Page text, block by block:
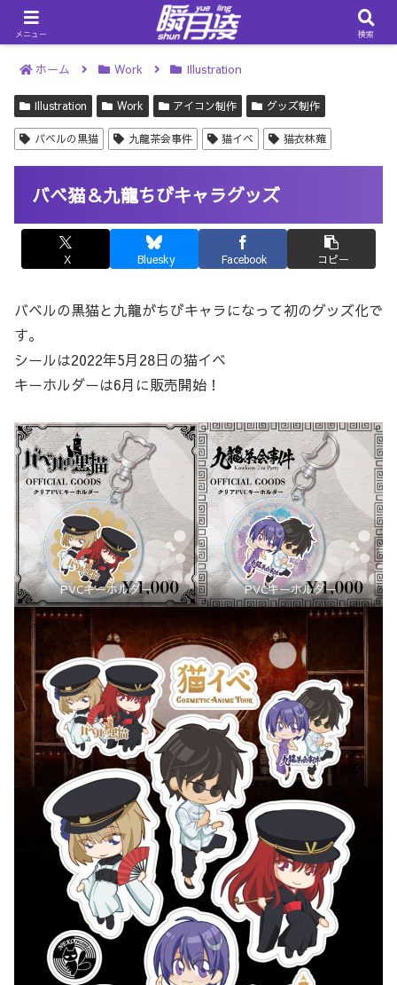
ホーム Work Illustration
Illustration Work アイコン制作 グッズ制作
バベルの黒猫 九龍茶会事件 猫イベ 猫衣林薙
バベ猫＆九龍ちびキャラグッズ
X Bluesky Facebook コピー
バベルの黒猫と九龍がちびキャラになって初のグッズ化で
す。
シールは2022年5月28日の猫イベ
キーホルダーは6月に販売開始！
PVCキーホルダー PVCキーホルダー
メニュー 検索